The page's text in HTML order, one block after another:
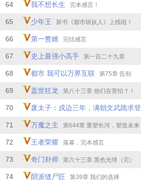
64 我不想长生 完本感言！
65 少年王 新书《都市斩妖人》上线啦！
66 第一赘婿 完结感言
67 史上最强小高手 第一百二十九章
68 都市 我可以万界互联 第75章 告别
69 盖世狂龙 第八十三章 他们在害怕？！
70 废太子：戍边三年，满朝文武跪求登基
71 万魔之主 第644章 重塑长河，塑造未来
72 王者荣耀 落幕，完本感言
73 奇门卦师 第六十三章 黑色光球（完）
74 阴派缝尸匠 第39章 我们的选择